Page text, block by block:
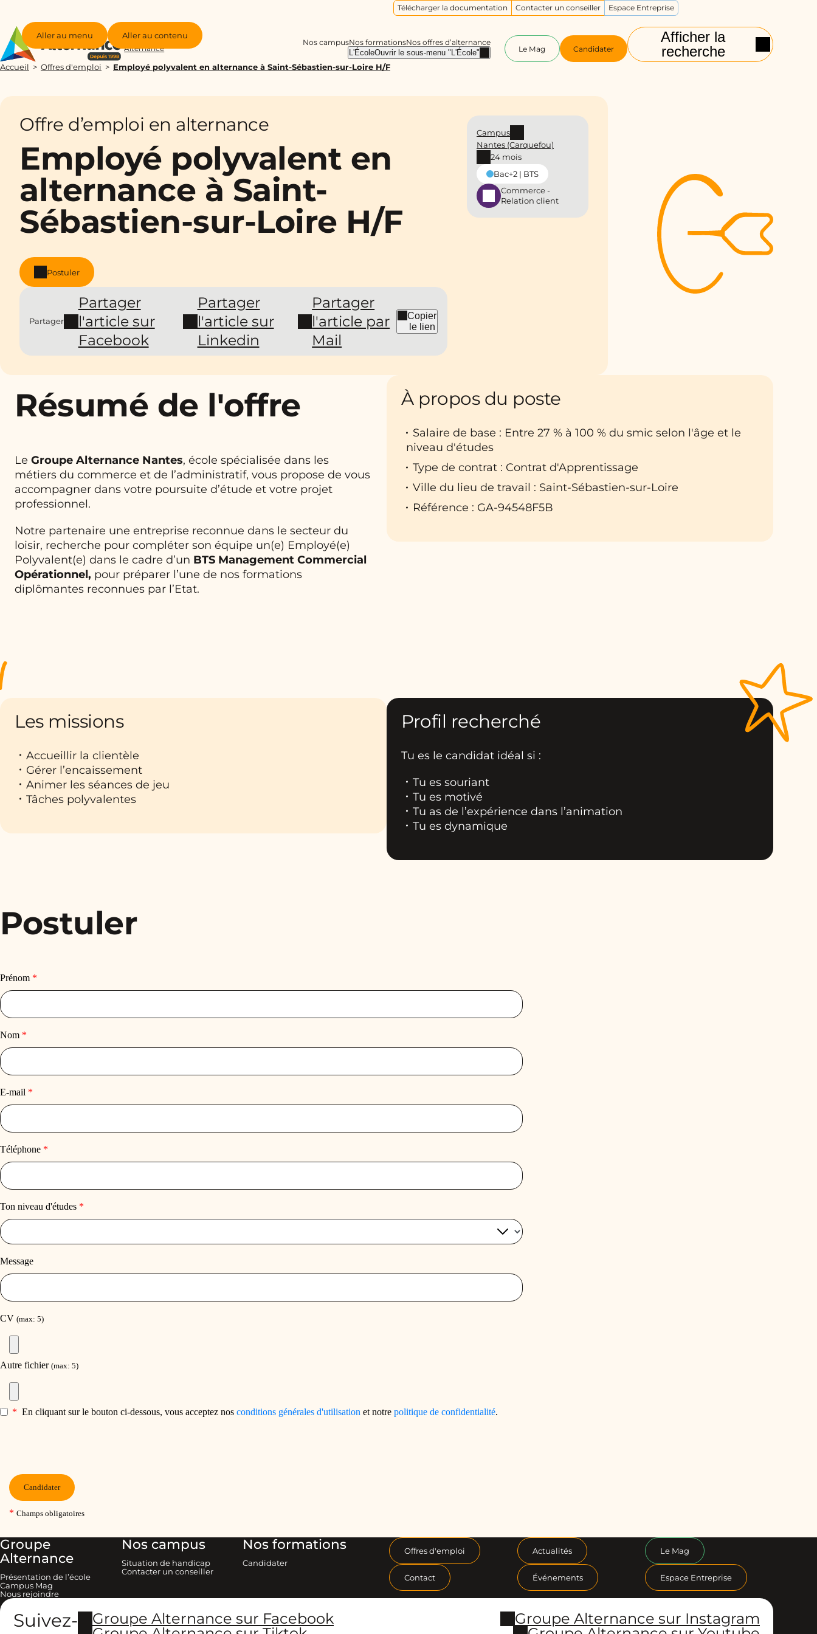
Aller au menu Aller au contenu
Groupe
Alternance
Afficher la
recherche
Nos campusNos formationsNos offres d’alternance
L'ÉcoleOuvrir le sous-menu "L'École" Le Mag Candidater
Télécharger la documentation Contacter un conseiller Espace Entreprise
Accueil Offres d'emploi Employé polyvalent en alternance à Saint-Sébastien-sur-Loire H/F
Offre d’emploi en alternance
Employé polyvalent en
alternance à Saint-
Sébastien-sur-Loire H/F
Postuler
Partager
Partager
l'article sur
Facebook
Partager
l'article sur
Linkedin
Partager
l'article par
Mail
Copier
le lien
Campus
Nantes (Carquefou)
24 mois
Bac+2 | BTS
Commerce -
Relation client
Résumé de l'offre
Le Groupe Alternance Nantes, école spécialisée dans les
métiers du commerce et de l’administratif, vous propose de vous
accompagner dans votre poursuite d’étude et votre projet
professionnel.
Notre partenaire une entreprise reconnue dans le secteur du
loisir, recherche pour compléter son équipe un(e) Employé(e)
Polyvalent(e) dans le cadre d’un BTS Management Commercial
Opérationnel, pour préparer l’une de nos formations
diplômantes reconnues par l’Etat.
À propos du poste
Salaire de base : Entre 27 % à 100 % du smic selon l'âge et le
niveau d'études
Type de contrat : Contrat d'Apprentissage
Ville du lieu de travail : Saint-Sébastien-sur-Loire
Référence : GA-94548F5B
Les missions
Accueillir la clientèle
Gérer l’encaissement
Animer les séances de jeu
Tâches polyvalentes
Profil recherché
Tu es le candidat idéal si :
Tu es souriant
Tu es motivé
Tu as de l’expérience dans l’animation
Tu es dynamique
Postuler
Groupe
Alternance
Présentation de l’école
Campus Mag
Nous rejoindre
Nos campus
Situation de handicap
Contacter un conseiller
Nos formations
Candidater
Offres d'emploi Actualités Le Mag
Contact Événements Espace Entreprise
Suivez-
Groupe Alternance sur Facebook
Groupe Alternance sur Instagram